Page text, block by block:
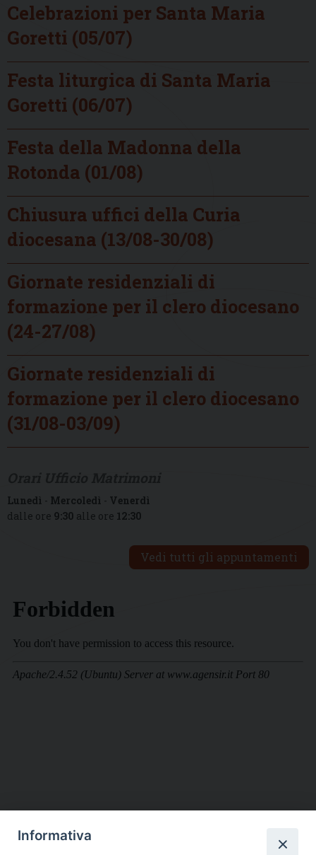
Celebrazioni per Santa Maria
Goretti (05/07)
Festa liturgica di Santa Maria
Goretti (06/07)
Festa della Madonna della
Rotonda (01/08)
Chiusura uffici della Curia
diocesana (13/08-30/08)
Giornate residenziali di
formazione per il clero diocesano
(24-27/08)
Giornate residenziali di
formazione per il clero diocesano
(31/08-03/09)
Lunedì - Mercoledì - Venerdì
dalle ore 9:30 alle ore 12:30
Vedi tutti gli appuntamenti
DIOCESI SUBURBICARIA DI ALBANO
Informativa